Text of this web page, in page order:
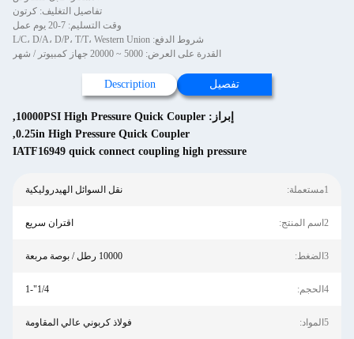
تفاصيل التغليف: كرتون
وقت التسليم: 7-20 يوم عمل
شروط الدفع: L/C، D/A، D/P، T/T، Western Union
القدرة على العرض: 5000 ~ 20000 جهاز كمبيوتر / شهر
تفصيل Description
إبراز: 10000PSI High Pressure Quick Coupler
,
0.25in High Pressure Quick Coupler
,
IATF16949 quick connect coupling high pressure
1مستعملة: نقل السوائل الهيدروليكية
2اسم المنتج: اقتران سريع
3الضغط: 10000 رطل / بوصة مربعة
4الحجم: 1/4"-1
5المواد: فولاذ كربوني عالي المقاومة